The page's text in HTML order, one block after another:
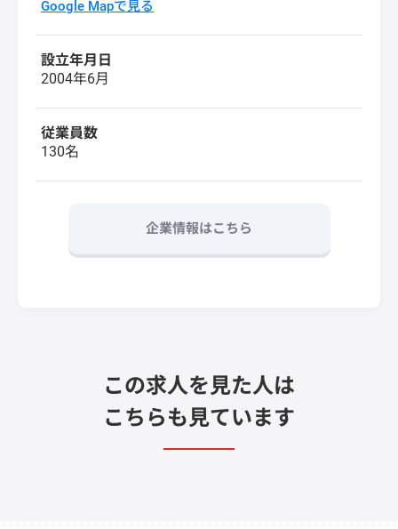
Google Mapで見る
設立年月日
2004年6月
従業員数
130名
企業情報はこちら
この求人を見た人は
こちらも見ています